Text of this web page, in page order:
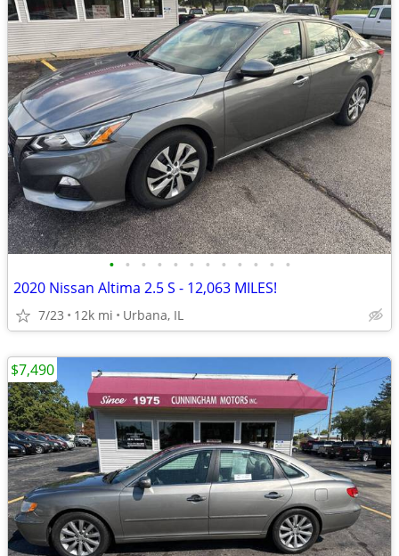
• • • • • • • • • • • •
2020 Nissan Altima 2.5 S - 12,063 MILES!
7/23 12k mi Urbana, IL
$7,490